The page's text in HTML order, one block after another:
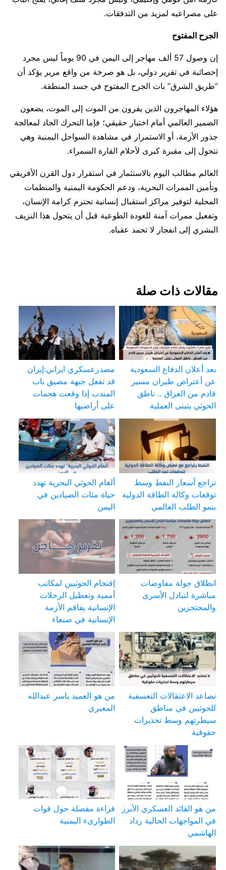
على مصراعيه لمزيد من التدفقات.
الجرح المفتوح
إن وصول 57 ألف مهاجر إلى اليمن في 90 يوماً ليس مجرد
إحصائية في تقرير دولي، بل هو صرخة من واقع مرير يؤكد أن
“طريق الشرق” بات الجرح المفتوح في جسد المنطقة.
هؤلاء المهاجرون الذين يفرون من الموت إلى الموت، يضعون
الضمير العالمي أمام اختبار حقيقي؛ فإما التحرك الجاد لمعالجة
جذور الأزمة، أو الاستمرار في مشاهدة السواحل اليمنية وهي
تتحول إلى مقبرة كبرى لأحلام القارة السمراء.
العالم مطالب اليوم بالاستثمار في استقرار دول القرن الأفريقي
وتأمين الممرات البحرية، ودعم الحكومة اليمنية والمنظمات
المحلية لتوفير مراكز استقبال إنسانية تحترم كرامة الإنسان،
وتفعيل ممرات آمنة للعودة الطوعية قبل أن يتحول هذا النزيف
البشري إلى انفجار لا تحمد عقباه.
مقالات ذات صلة
بعد أعلان الدفاع السعودية
عن أعتراض طيران مسير
قادم من العراق .. ناطق
الحوثي يتبنى العملية
مصدرعسكري ايراني:إيران
قد تفعل جبهة مضيق باب
المندب إذا وقعت هجمات
على أراضيها
تراجع أسعار النفط وسط
توقعات وكالة الطاقة الدولية
بنمو الطلب العالمي
ألغام الحوثي البحرية تهدد
حياة مئات الصيادين في
اليمن
انطلاق جولة مفاوضات
مباشرة لتبادل الأسرى
والمحتجزين
إقتحام الحوثيين لمكاتب
أممية وتعطيل الرحلات
الإنسانية يفاقم الأزمة
الإنسانية في صنعاء
تصاعد الاعتقالات التعسفية
للحوثيين في مناطق
سيطرتهم وسط تحذيرات
حقوقية
من هو العميد ياسر عبدالله
المعبري
من هو القائد العسكري الأبرز
في المواجهات الحالية رداد
الهاشمي
قراءة مفصلة حول قوات
الطوارىء اليمنية